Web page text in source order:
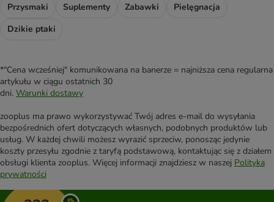
Przysmaki
Suplementy Zabawki
Pielęgnacja
Dzikie ptaki
*"Cena wcześniej" komunikowana na banerze = najniższa cena regularna
artykułu w ciągu ostatnich 30
dni. Warunki dostawy
zooplus ma prawo wykorzystywać Twój adres e-mail do wysyłania
bezpośrednich ofert dotyczących własnych, podobnych produktów lub
usług. W każdej chwili możesz wyrazić sprzeciw, ponosząc jedynie
koszty przesyłu zgodnie z taryfą podstawową, kontaktując się z działem
obsługi klienta zooplus. Więcej informacji znajdziesz w naszej Polityka
prywatności